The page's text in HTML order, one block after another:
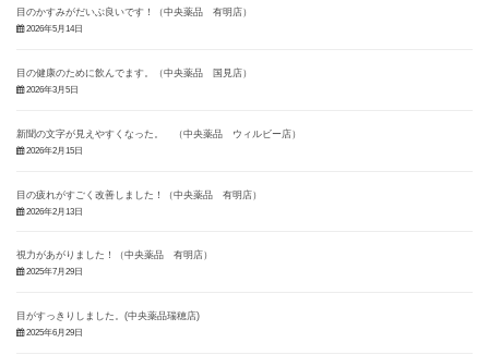
目のかすみがだいぶ良いです！（中央薬品 有明店）
2026年5月14日
目の健康のために飲んでます。（中央薬品 国見店）
2026年3月5日
新聞の文字が見えやすくなった。 （中央薬品 ウィルビー店）
2026年2月15日
目の疲れがすごく改善しました！（中央薬品 有明店）
2026年2月13日
視力があがりました！（中央薬品 有明店）
2025年7月29日
目がすっきりしました。(中央薬品瑞穂店)
2025年6月29日